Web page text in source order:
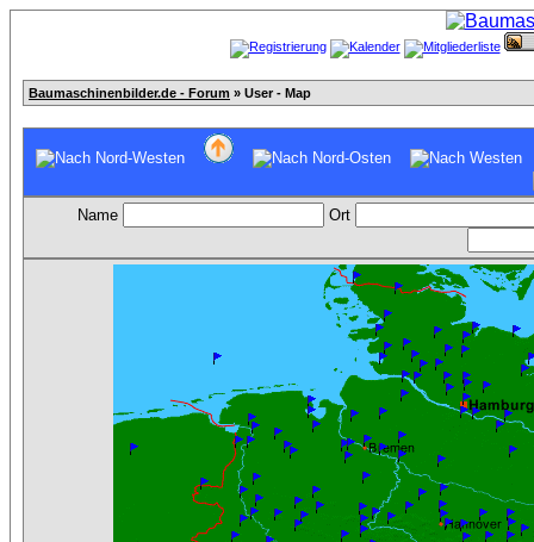
Baumaschinenbilder.de - Forum » User - Map
Name Ort